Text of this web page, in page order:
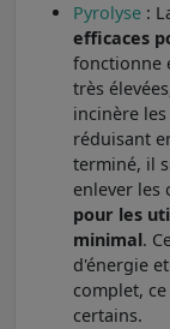
Pyrolyse :
efficaces
fonctionne
très
incinère
réduisant
terminé, il
enlever les
pour les
minimal.
d'énergie
complet,
certains.